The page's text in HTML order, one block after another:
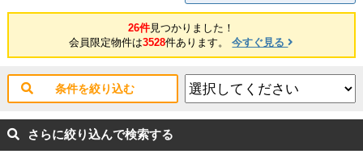
26件見つかりました！
会員限定物件は3528件あります。今すぐ見る
条件を絞り込む
さらに絞り込んで検索する